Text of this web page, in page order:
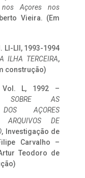
nos Açores nos
Vieira. (Em
LI-LII, 1993-1994
ILHA TERCEIRA,
construção)
Vol. L, 1992 –
SOBRE AS
DOS AÇORES
ARQUIVOS DE
, Investigação de
Carvalho –
Teodoro de